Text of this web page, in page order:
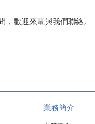
歡迎來電與我們聯絡。
業務簡介